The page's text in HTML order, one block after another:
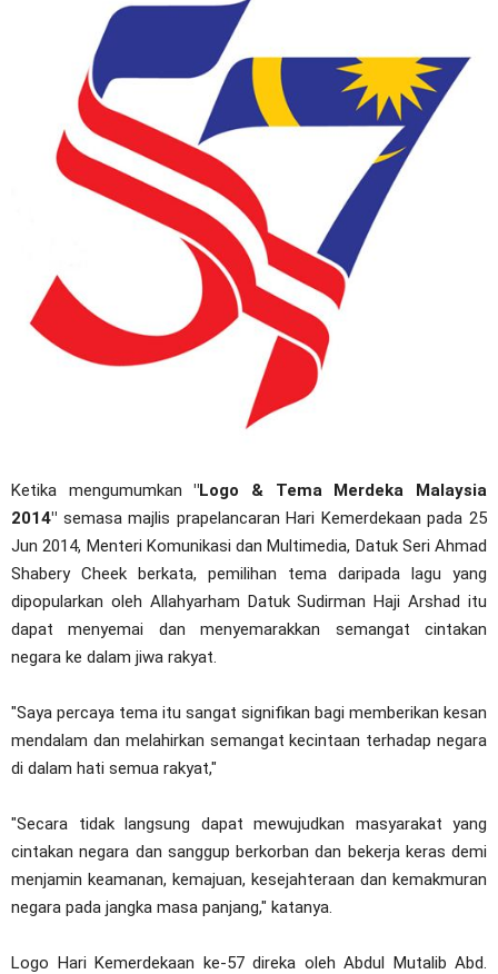
Ketika mengumumkan"Logo & Tema Merdeka Malaysia
2014" semasa majlis prapelancaran Hari Kemerdekaan pada 25
Jun 2014, Menteri Komunikasi dan Multimedia, Datuk Seri Ahmad
Shabery Cheek berkata, pemilihan tema daripada lagu yang
dipopularkan oleh Allahyarham Datuk Sudirman Haji Arshad itu
dapat menyemai dan menyemarakkan semangat cintakan
negara ke dalam jiwa rakyat.
"Saya percaya tema itu sangat signifikan bagi memberikan kesan
mendalam dan melahirkan semangat kecintaan terhadap negara
di dalam hati semua rakyat,"
"Secara tidak langsung dapat mewujudkan masyarakat yang
cintakan negara dan sanggup berkorban dan bekerja keras demi
menjamin keamanan, kemajuan, kesejahteraan dan kemakmuran
negara pada jangka masa panjang," katanya.
Logo Hari Kemerdekaan ke-57 direka oleh Abdul Mutalib Abd.